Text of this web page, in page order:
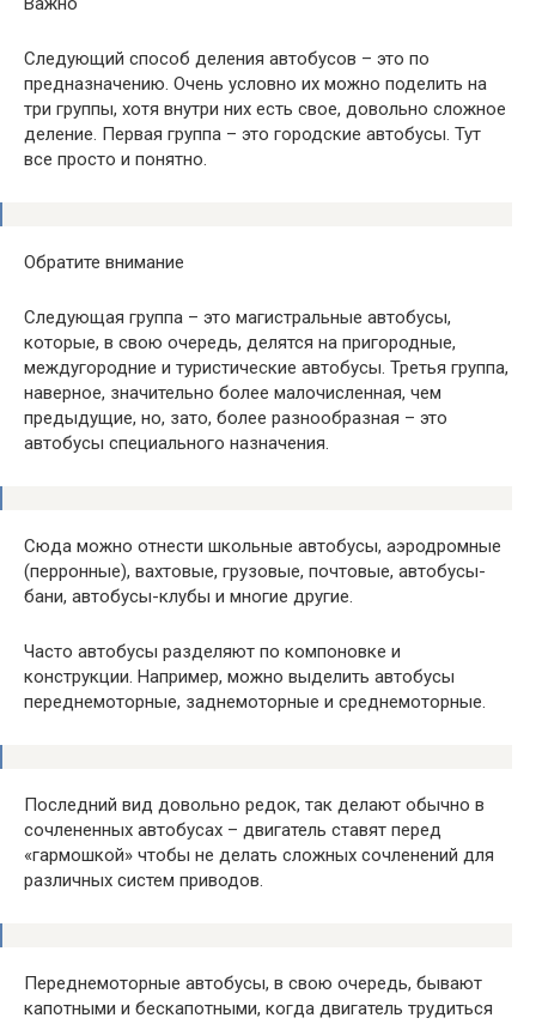
Следующий способ деления автобусов – это по
предназначению. Очень условно их можно поделить на
три группы, хотя внутри них есть свое, довольно сложное
деление. Первая группа – это городские автобусы. Тут
все просто и понятно.
Обратите внимание
Следующая группа – это магистральные автобусы,
которые, в свою очередь, делятся на пригородные,
междугородние и туристические автобусы. Третья группа,
наверное, значительно более малочисленная, чем
предыдущие, но, зато, более разнообразная – это
автобусы специального назначения.
Сюда можно отнести школьные автобусы, аэродромные
(перронные), вахтовые, грузовые, почтовые, автобусы-
бани, автобусы-клубы и многие другие.
Часто автобусы разделяют по компоновке и
конструкции. Например, можно выделить автобусы
переднемоторные, заднемоторные и среднемоторные.
Последний вид довольно редок, так делают обычно в
сочлененных автобусах – двигатель ставят перед
«гармошкой» чтобы не делать сложных сочленений для
различных систем приводов.
Переднемоторные автобусы, в свою очередь, бывают
капотными и бескапотными, когда двигатель трудиться